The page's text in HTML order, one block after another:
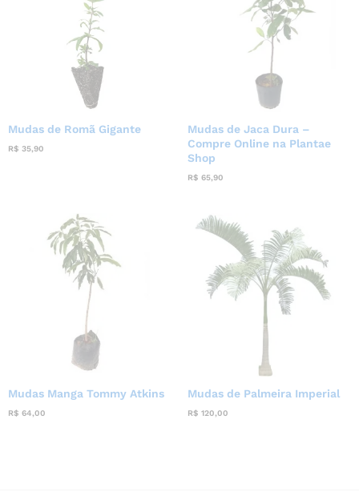
Mudas de Romã Gigante
R$ 35,90
Mudas de Jaca Dura –
Compre Online na Plantae
Shop
R$ 65,90
Mudas Manga Tommy Atkins
R$ 64,00
Mudas de Palmeira Imperial
R$ 120,00